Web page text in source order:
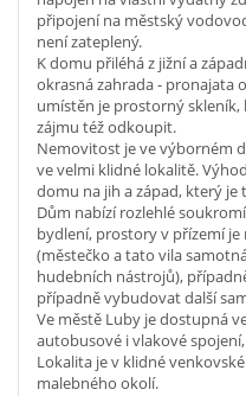
připojení na městský
není zateplený.
K domu přiléhá z jižní a
okrasná zahrada - pronajata
umístěn je prostorný skleník,
zájmu též odkoupit.
Nemovitost je ve výborném
ve velmi klidné lokalitě.
domu na jih a západ, který je
Dům nabízí rozlehlé
bydlení, prostory v přízemí
(městečko a tato vila
hudebních nástrojů),
případně vybudovat další
Ve městě Luby je dostupná
autobusové i vlakové
Lokalita je v klidné
malebného okolí.